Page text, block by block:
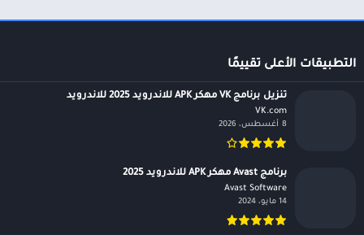
التطبيقات الأعلى تقييمًا
تنزيل برنامج VK مهكر APK للاندرويد 2025 للاندرويد
VK.com‏
8 أغسطس، 2026
برنامج Avast مهكر APK للاندرويد 2025
Avast Software‏
14 مايو، 2024